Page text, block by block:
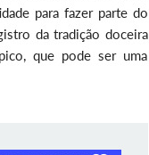
para fazer parte do
da tradição doceira
que pode ser uma